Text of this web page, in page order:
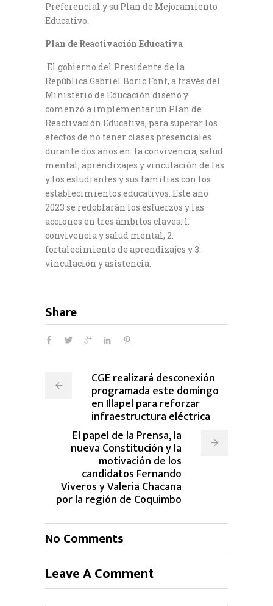
Preferencial y su Plan de Mejoramiento
Educativo.
Plan de Reactivación Educativa
El gobierno del Presidente de la
República Gabriel Boric Font, a través del
Ministerio de Educación diseñó y
comenzó a implementar un Plan de
Reactivación Educativa, para superar los
efectos de no tener clases presenciales
durante dos años en: la convivencia, salud
mental, aprendizajes y vinculación de las
y los estudiantes y sus familias con los
establecimientos educativos. Este año
2023 se redoblarán los esfuerzos y las
acciones en tres ámbitos claves: 1.
convivencia y salud mental, 2.
fortalecimiento de aprendizajes y 3.
vinculación y asistencia.
Share
CGE realizará desconexión
programada este domingo
en Illapel para reforzar
infraestructura eléctrica
El papel de la Prensa, la
nueva Constitución y la
motivación de los
candidatos Fernando
Viveros y Valeria Chacana
por la región de Coquimbo
No Comments
Leave A Comment